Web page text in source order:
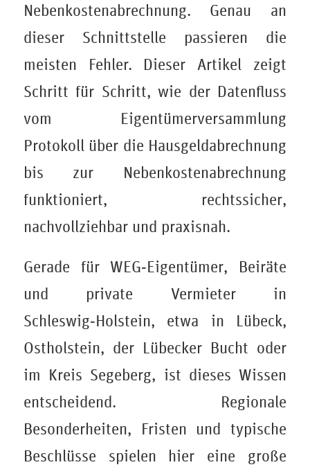
Nebenkostenabrechnung. Genau an
dieser Schnittstelle passieren die
meisten Fehler. Dieser Artikel zeigt
Schritt für Schritt, wie der Datenfluss
vom Eigentümerversammlung
Protokoll über die Hausgeldabrechnung
bis zur Nebenkostenabrechnung
funktioniert, rechtssicher,
nachvollziehbar und praxisnah.
Gerade für WEG‑Eigentümer, Beiräte
und private Vermieter in
Schleswig‑Holstein, etwa in Lübeck,
Ostholstein, der Lübecker Bucht oder
im Kreis Segeberg, ist dieses Wissen
entscheidend. Regionale
Besonderheiten, Fristen und typische
Beschlüsse spielen hier eine große